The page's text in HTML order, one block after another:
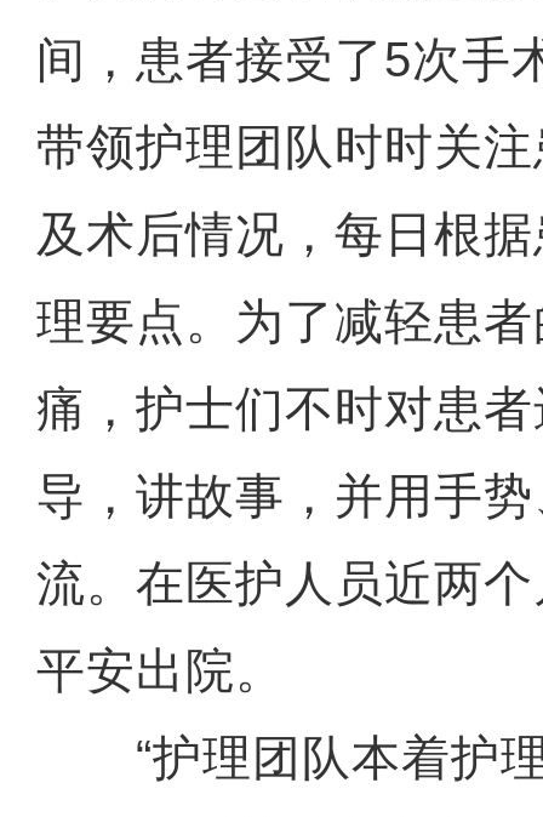
间，患者接受了5次手
带领护理团队时时关
及术后情况，每日根
理要点。为了减轻患
痛，护士们不时对患
导，讲故事，并用手
流。在医护人员近两
平安出院。
“护理团队本着护理